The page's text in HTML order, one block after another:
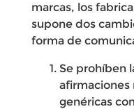
marcas, los
supone dos
forma de
Se prohíben
genéricas